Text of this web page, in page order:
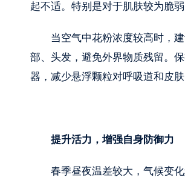
起不适。特别是对于肌肤较为脆
当空气中花粉浓度较高时，
部、头发，避免外界物质残留。
器，减少悬浮颗粒对呼吸道和皮肤
提升活力，增强自身防御力
春季昼夜温差较大，气候变